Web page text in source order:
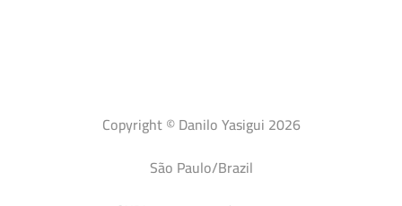
Copyright © Danilo Yasigui 2026
São Paulo/Brazil